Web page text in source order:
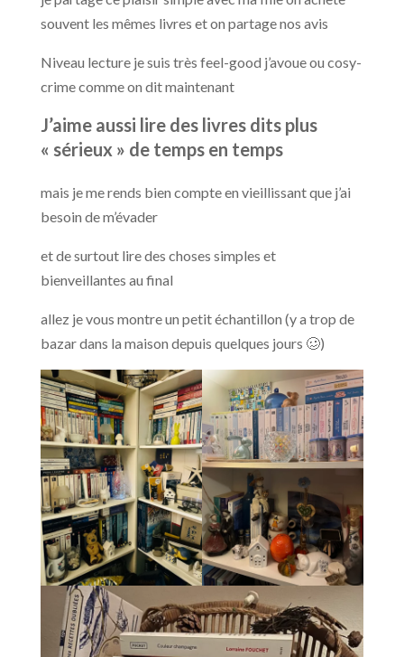
souvent les mêmes livres et on partage nos avis
Niveau lecture je suis très feel-good j’avoue ou cosy-
crime comme on dit maintenant
J’aime aussi lire des livres dits plus
« sérieux » de temps en temps
mais je me rends bien compte en vieillissant que j’ai
besoin de m’évader
et de surtout lire des choses simples et
bienveillantes au final
allez je vous montre un petit échantillon (y a trop de
bazar dans la maison depuis quelques jours 🥴)